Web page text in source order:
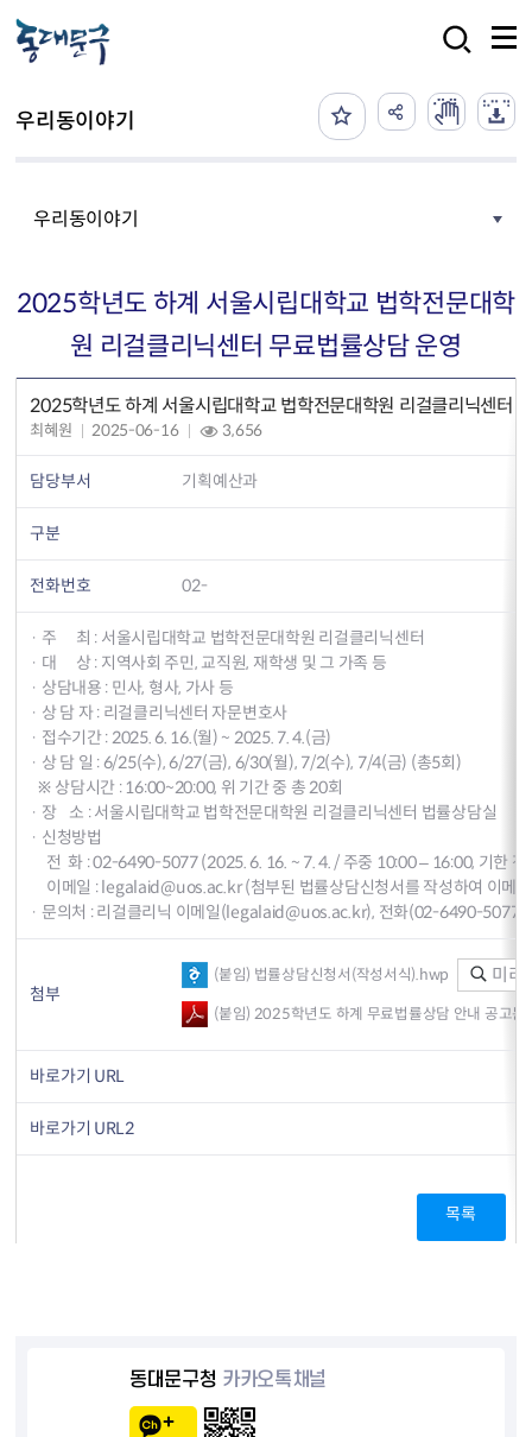
우리동이야기
우리동이야기
2025학년도 하계 서울시립대학교 법학전문대학
원 리걸클리닉센터 무료법률상담 운영
2025학년도 하계 서울시립대학교 법학전문대학원 리걸클리닉센터
최혜원 2025-06-16 3,656
담당부서 기획예산과
구분
전화번호 02-
· 주 최 : 서울시립대학교 법학전문대학원 리걸클리닉센터
· 대 상 : 지역사회 주민, 교직원, 재학생 및 그 가족 등
· 상담내용 : 민사, 형사, 가사 등
· 상 담 자 : 리걸클리닉센터 자문변호사
· 접수기간 : 2025. 6. 16.(월) ~ 2025. 7. 4.(금)
· 상 담 일 : 6/25(수), 6/27(금), 6/30(월), 7/2(수), 7/4(금) (총5회)
※ 상담시간 : 16:00~20:00, 위 기간 중 총 20회
· 장 소 : 서울시립대학교 법학전문대학원 리걸클리닉센터 법률상담실
· 신청방법
전 화 : 02-6490-5077 (2025. 6. 16. ~ 7. 4. / 주중 10:00 – 16:00, 기한 전
이메일 : legalaid@uos.ac.kr (첨부된 법률상담신청서를 작성하여 이메
· 문의처 : 리걸클리닉 이메일(legalaid@uos.ac.kr), 전화(02-6490-5077)
첨부
(붙임) 법률상담신청서(작성서식).hwp 미리
(붙임) 2025학년도 하계 무료법률상담 안내 공고문
바로가기 URL
바로가기 URL2
목록
동대문구청 카카오톡채널